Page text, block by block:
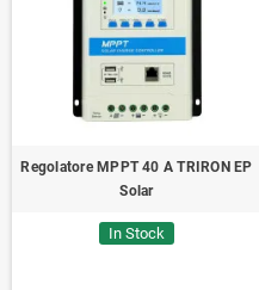
Regolatore MPPT 40 A TRIRON EP
Solar
In Stock